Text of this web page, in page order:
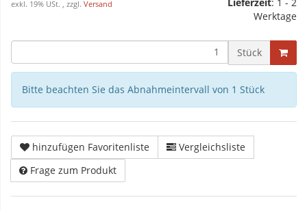
exkl. 19% USt. , zzgl. Versand
Werktage
Stück
Bitte beachten Sie das Abnahmeintervall von 1 Stück
hinzufügen Favoritenliste
Vergleichsliste
Frage zum Produkt